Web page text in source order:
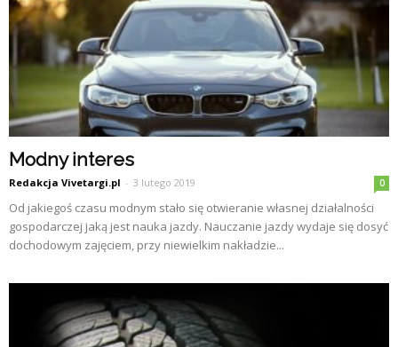
Modny interes
Redakcja Vivetargi.pl - 3 lutego 2019 0
Od jakiegoś czasu modnym stało się otwieranie własnej działalności
gospodarczej jaką jest nauka jazdy. Nauczanie jazdy wydaje się dosyć
dochodowym zajęciem, przy niewielkim nakładzie...